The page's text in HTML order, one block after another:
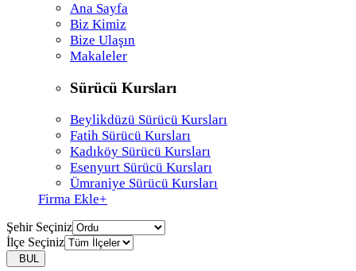
Ana Sayfa
Biz Kimiz
Bize Ulaşın
Makaleler
Sürücü Kursları
Beylikdüzü Sürücü Kursları
Fatih Sürücü Kursları
Kadıköy Sürücü Kursları
Esenyurt Sürücü Kursları
Ümraniye Sürücü Kursları
Firma Ekle+
Şehir Seçiniz
İlçe Seçiniz
BUL